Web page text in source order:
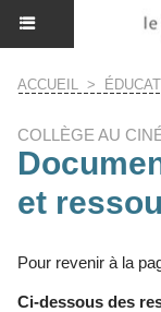
ACCUEIL >
COLLÈGE AU
et
Pour revenir à la
Ci-dessous des ressources sur chaque film de la